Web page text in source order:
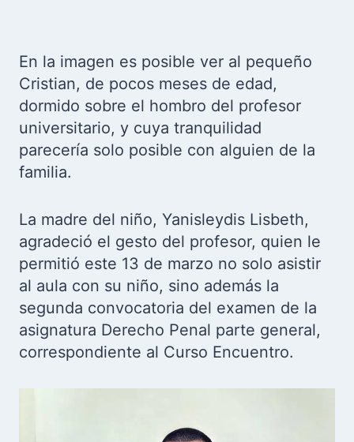
En la imagen es posible ver al pequeño
Cristian, de pocos meses de edad,
dormido sobre el hombro del profesor
universitario, y cuya tranquilidad
parecería solo posible con alguien de la
familia.
La madre del niño, Yanisleydis Lisbeth,
agradeció el gesto del profesor, quien le
permitió este 13 de marzo no solo asistir
al aula con su niño, sino además la
segunda convocatoria del examen de la
asignatura Derecho Penal parte general,
correspondiente al Curso Encuentro.